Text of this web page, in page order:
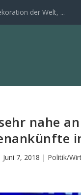
der Welt, ...
nahe
Juni 7, 2018 | Politik/